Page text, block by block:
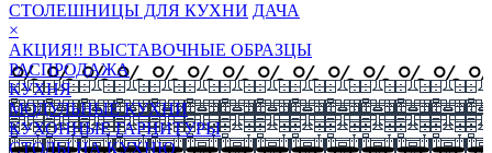
СТОЛЕШНИЦЫ ДЛЯ КУХНИ ДАЧА
×
АКЦИЯ!! ВЫСТАВОЧНЫЕ ОБРАЗЦЫ
РАСПРОДАЖА
КУХНЯ
МОДУЛЬНЫЕ КУХНИ
КУХОННЫЕ ГАРНИТУРЫ
СТОЛЫ НА КУХНЮ